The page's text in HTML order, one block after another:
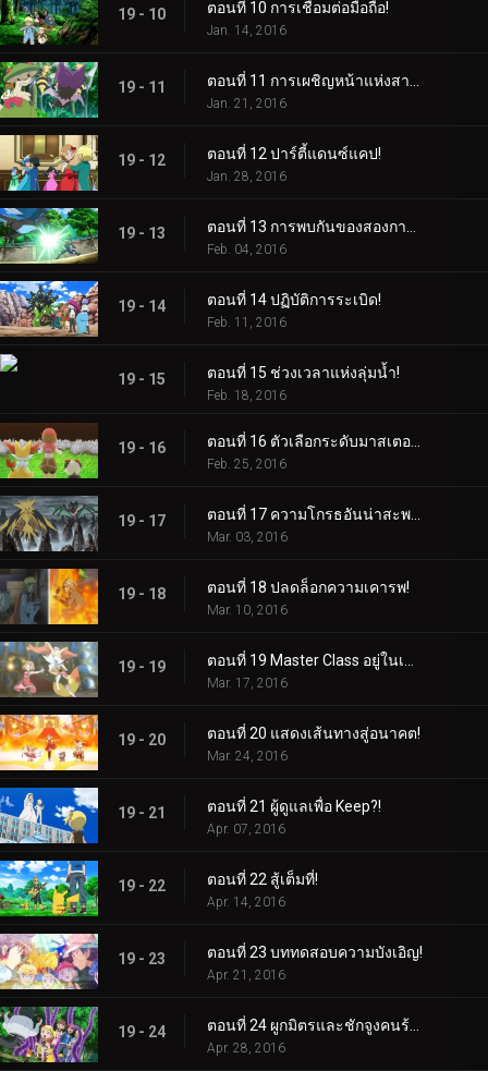
19 - 10 ตอนที่ 10 การเชื่อมต่อมือถือ!
Jan. 14, 2016
19 - 11
Jan. 21, 2016
19 - 12 ตอนที่ 12 ปาร์ตี้แดนซ์แคป!
Jan. 28, 2016
19 - 13
Feb. 04, 2016
19 - 14 ตอนที่ 14 ปฏิบัติการระเบิด!
Feb. 11, 2016
19 - 15 ตอนที่ 15 ช่วงเวลาแห่งลุ่มน้ำ!
Feb. 18, 2016
19 - 16
Feb. 25, 2016
19 - 17
Mar. 03, 2016
19 - 18 ตอนที่ 18 ปลดล็อกความเคารพ!
Mar. 10, 2016
19 - 19
Mar. 17, 2016
19 - 20 ตอนที่ 20 แสดงเส้นทางสู่อนาคต!
Mar. 24, 2016
19 - 21 ตอนที่ 21 ผู้ดูแลเพื่อ Keep?!
Apr. 07, 2016
19 - 22 ตอนที่ 22 สู้เต็มที่!
Apr. 14, 2016
19 - 23 ตอนที่ 23 บททดสอบความบังเอิญ!
Apr. 21, 2016
19 - 24
Apr. 28, 2016